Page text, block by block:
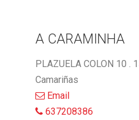
A CARAMINHA
PLAZUELA COLON 10 .
Camariñas
Email
637208386